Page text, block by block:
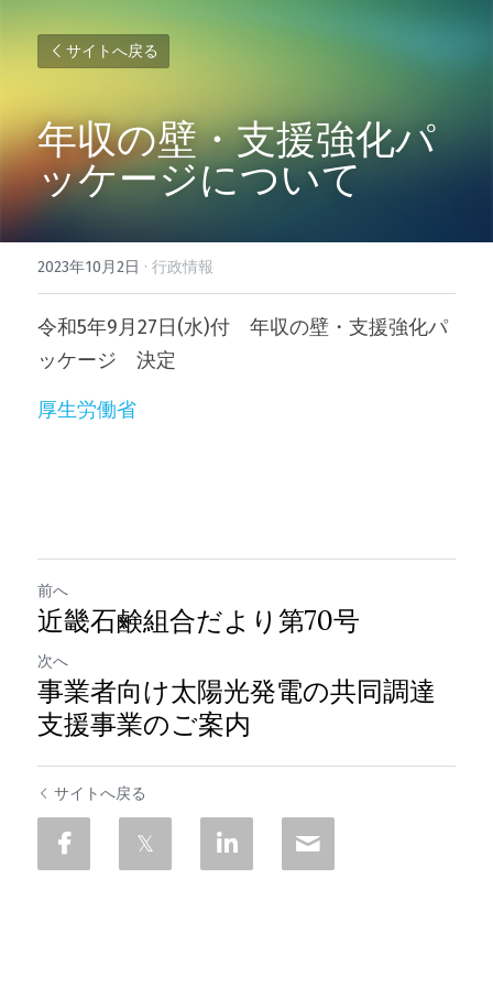
サイトへ戻る
年収の壁・支援強化パ
ッケージについて
2023年10月2日 · 行政情報
令和5年9月27日(水)付　年収の壁・支援強化パ
ッケージ　決定
厚生労働省
前へ
近畿石鹸組合だより第70号
次へ
事業者向け太陽光発電の共同調達
支援事業のご案内
サイトへ戻る